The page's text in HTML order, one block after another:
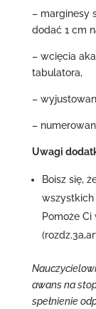
– marginesy
dodać 1 cm
– wcięcia
tabulatora,
–
–
Uwagi
Boisz się,
Pomoże
awans na
spełnienie